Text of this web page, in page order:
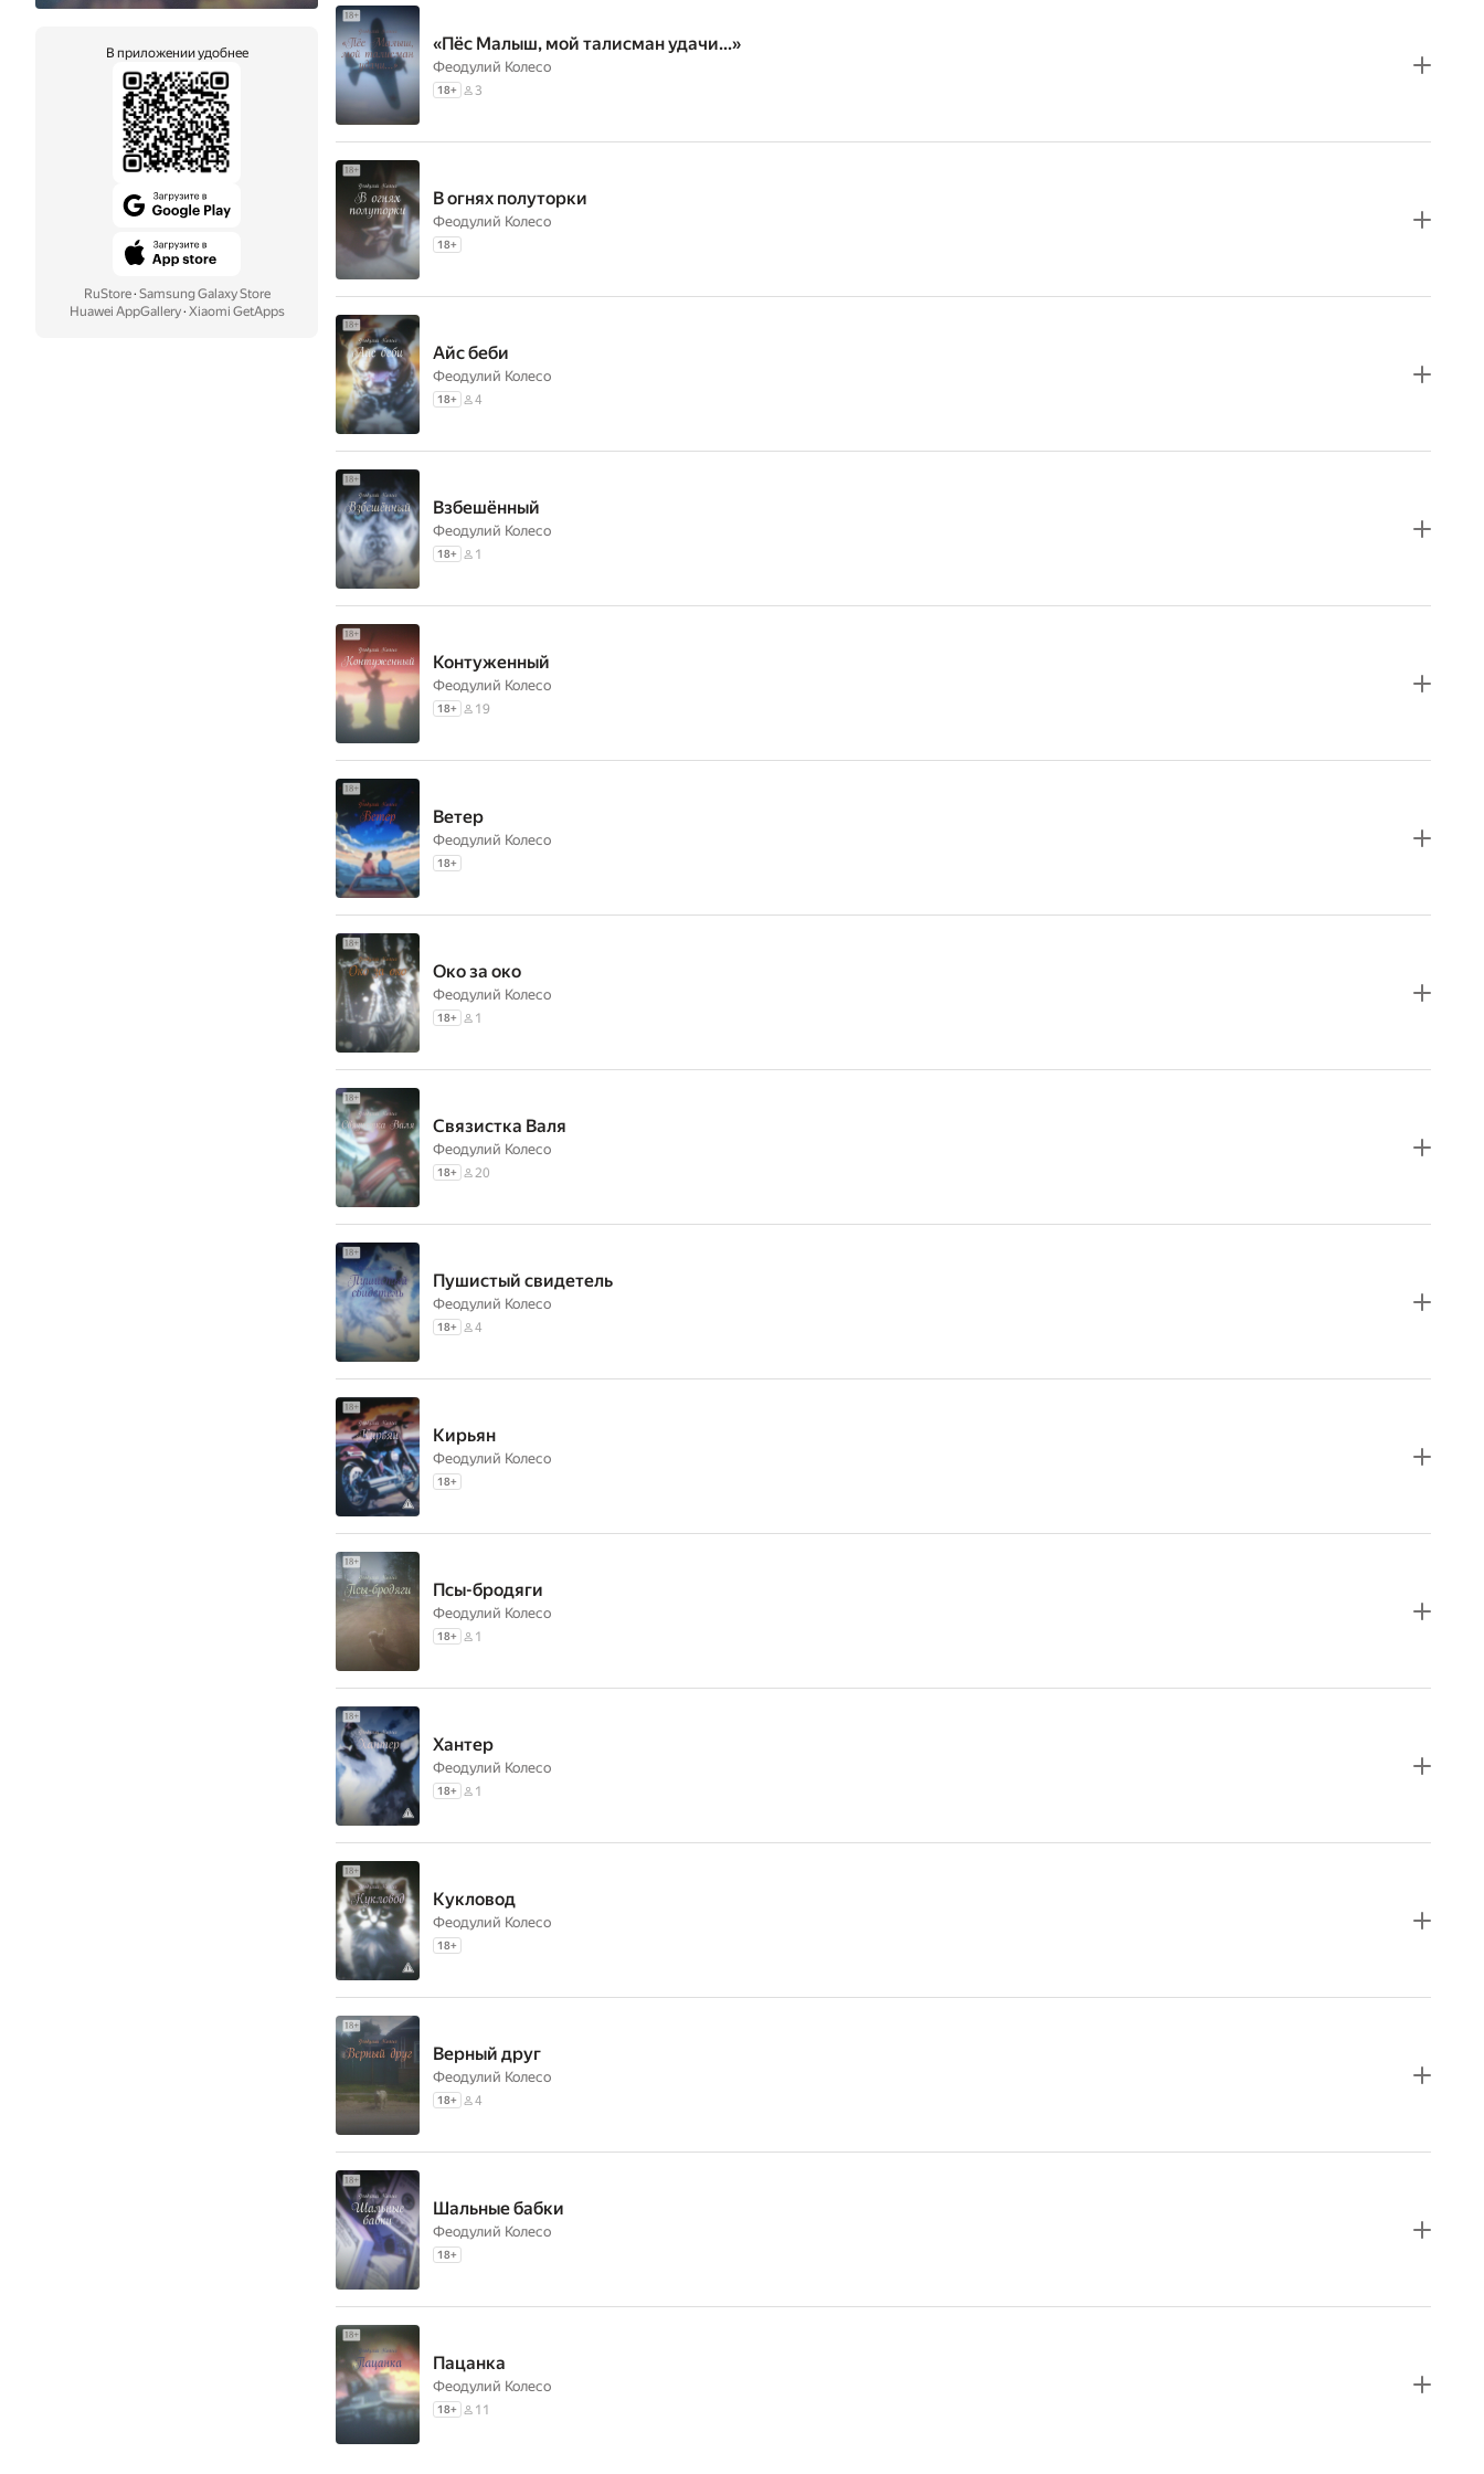
В приложении удобнее
RuStore· Samsung Galaxy Store
Huawei AppGallery· Xiaomi GetApps
«Пёс Малыш, мой талисман удачи…»
Феодулий Колесо
18+ 3
В огнях полуторки
Феодулий Колесо
18+
Айс беби
Феодулий Колесо
18+ 4
Взбешённый
Феодулий Колесо
18+ 1
Контуженный
Феодулий Колесо
18+ 19
Ветер
Феодулий Колесо
18+
Око за око
Феодулий Колесо
18+ 1
Связистка Валя
Феодулий Колесо
18+ 20
Пушистый свидетель
Феодулий Колесо
18+ 4
Кирьян
Феодулий Колесо
18+
Псы-бродяги
Феодулий Колесо
18+ 1
Хантер
Феодулий Колесо
18+ 1
Кукловод
Феодулий Колесо
18+
Верный друг
Феодулий Колесо
18+ 4
Шальные бабки
Феодулий Колесо
18+
Пацанка
Феодулий Колесо
18+ 11